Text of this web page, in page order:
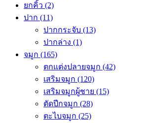
ยกคิ้ว (2)
ปาก (11)
ปากกระจับ (13)
ปากล่าง (1)
จมูก (165)
ตกแต่งปลายจมูก (42)
เสริมจมูก (120)
เสริมจมูกผู้ชาย (15)
ตัดปีกจมูก (28)
ตะไบจมูก (25)